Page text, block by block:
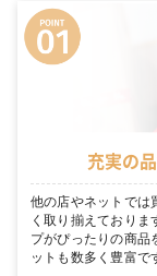
充実の
他の店やネットでは
く取り揃えており
プがぴったりの商品
ットも数多く豊富で